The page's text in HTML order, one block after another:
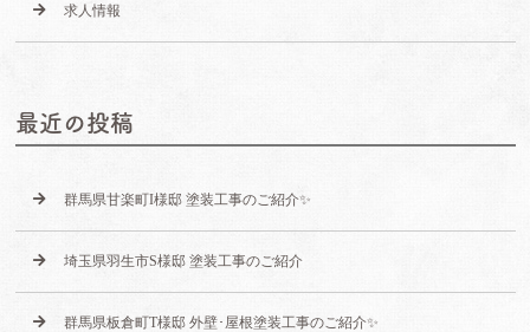
求人情報
最近の投稿
群馬県甘楽町I様邸 塗装工事のご紹介✨
埼玉県羽生市S様邸 塗装工事のご紹介
群馬県板倉町T様邸 外壁･屋根塗装工事のご紹介✨